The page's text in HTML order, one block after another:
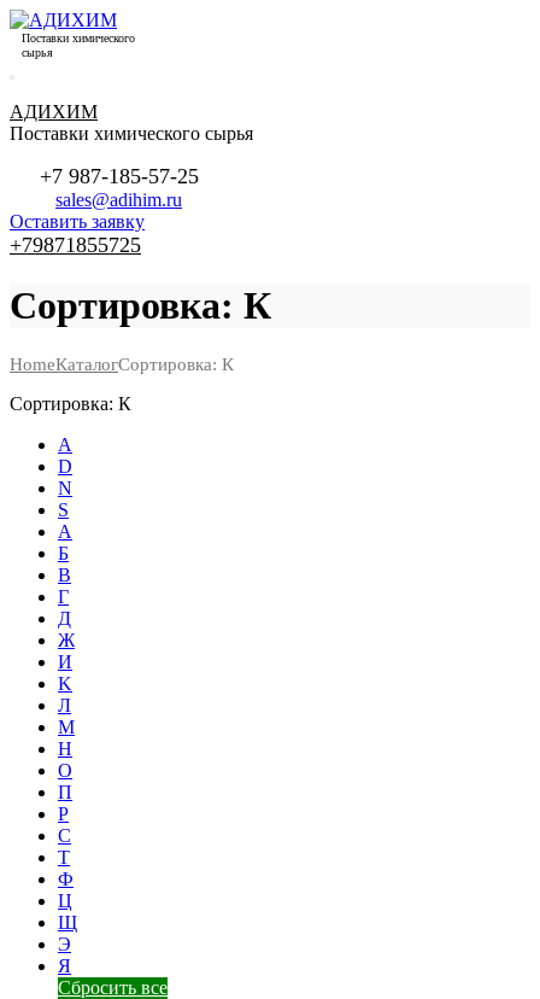
Поставки химического
сырья
АДИХИМ
Поставки химического сырья
+7 987-185-57-25
sales@adihim.ru
Оставить заявку
+79871855725
Сортировка: К
HomeКаталогСортировка: К
Сортировка: К
А
D
N
S
А
Б
В
Г
Д
Ж
И
K
Л
М
Н
О
П
Р
С
Т
Ф
Ц
Щ
Э
Я
Сбросить все